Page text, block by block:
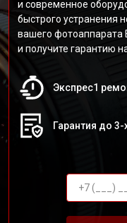
и современное
быстрого устранения
вашего фотоаппарата
и получите гарантию
Экспрес1
Гарантия до 3-